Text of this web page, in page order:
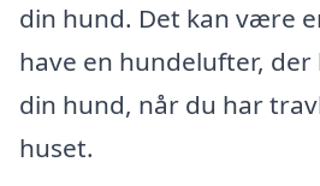
din hund. Det kan være
have en hundelufter, der
din hund, når du har
huset.